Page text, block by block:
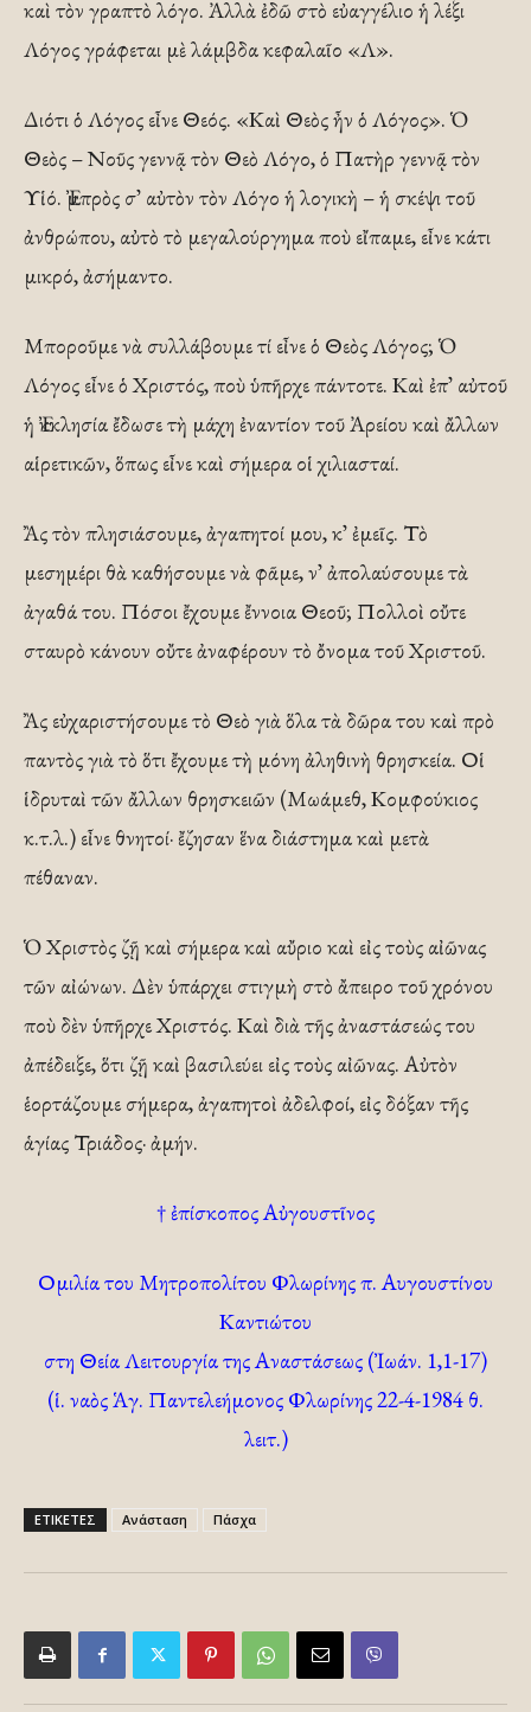
καὶ τὸν γραπτὸ λόγο. Ἀλλὰ ἐδῶ στὸ εὐαγγέλιο ἡ λέξι
Λόγος γράφεται μὲ λάμβδα κεφαλαῖο «Λ».
Διότι ὁ Λόγος εἶνε Θεός. «Καὶ Θεὸς ἦν ὁ Λόγος». Ὁ
Θεὸς – Νοῦς γεννᾷ τὸν Θεὸ Λόγο, ὁ Πατὴρ γεννᾷ τὸν
Υἱό. Ἐμπρὸς σ᾽ αὐτὸν τὸν Λόγο ἡ λογικὴ – ἡ σκέψι τοῦ
ἀνθρώπου, αὐτὸ τὸ μεγαλούργημα ποὺ εἴπαμε, εἶνε κάτι
μικρό, ἀσήμαντο.
Μποροῦμε νὰ συλλάβουμε τί εἶνε ὁ Θεὸς Λόγος; Ὁ
Λόγος εἶνε ὁ Χριστός, ποὺ ὑπῆρχε πάντοτε. Καὶ ἐπ᾽ αὐτοῦ
ἡ Ἐκκλησία ἔδωσε τὴ μάχη ἐναντίον τοῦ Ἀρείου καὶ ἄλλων
αἱρετικῶν, ὅπως εἶνε καὶ σήμερα οἱ χιλιασταί.
Ἂς τὸν πλησιάσουμε, ἀγαπητοί μου, κ᾽ ἐμεῖς. Τὸ
μεσημέρι θὰ καθήσουμε νὰ φᾶμε, ν᾽ ἀπολαύσουμε τὰ
ἀγαθά του. Πόσοι ἔχουμε ἔννοια Θεοῦ; Πολλοὶ οὔτε
σταυρὸ κάνουν οὔτε ἀναφέρουν τὸ ὄνομα τοῦ Χριστοῦ.
Ἂς εὐχαριστήσουμε τὸ Θεὸ γιὰ ὅλα τὰ δῶρα του καὶ πρὸ
παντὸς γιὰ τὸ ὅτι ἔχουμε τὴ μόνη ἀληθινὴ θρησκεία. Οἱ
ἱδρυταὶ τῶν ἄλλων θρησκειῶν (Μωάμεθ, Κομφούκιος
κ.τ.λ.) εἶνε θνητοί· ἔζησαν ἕνα διάστημα καὶ μετὰ
πέθαναν.
Ὁ Χριστὸς ζῇ καὶ σήμερα καὶ αὔριο καὶ εἰς τοὺς αἰῶνας
τῶν αἰώνων. Δὲν ὑπάρχει στιγμὴ στὸ ἄπειρο τοῦ χρόνου
ποὺ δὲν ὑπῆρχε Χριστός. Καὶ διὰ τῆς ἀναστάσεώς του
ἀπέδειξε, ὅτι ζῇ καὶ βασιλεύει εἰς τοὺς αἰῶνας. Αὐτὸν
ἑορτάζουμε σήμερα, ἀγαπητοὶ ἀδελφοί, εἰς δόξαν τῆς
ἁγίας Τριάδος· ἀμήν.
† ἐπίσκοπος Αὐγουστῖνος
Ομιλία του Μητροπολίτου Φλωρίνης π. Αυγουστίνου
Καντιώτου
στη Θεία Λειτουργία της Αναστάσεως (Ἰωάν. 1,1-17)
(ἱ. ναὸς Ἁγ. Παντελεήμονος Φλωρίνης 22-4-1984 θ.
λειτ.)
ΕΤΙΚΕΤΕΣ Ανάσταση Πάσχα